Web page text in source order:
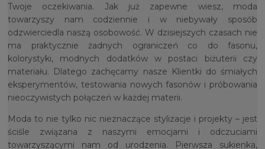
Twoje oczekiwania. Jak już zapewne wiesz, moda
towarzyszy nam codziennie i w niebywały sposób
odzwierciedla naszą osobowość. W dzisiejszych czasach nie
ma praktycznie żadnych ograniczeń co do fasonu,
kolorystyki, modnych dodatków w postaci biżuterii czy
materiału. Dlatego zachęcamy nasze Klientki do śmiałych
eksperymentów, testowania nowych fasonów i próbowania
nieoczywistych połączeń w każdej materii.
Moda to nie tylko nic nieznaczące stylizacje i projekty – jest
ściśle związana z naszymi emocjami i odczuciami
towarzyszącymi nam od urodzenia. Pierwsza sukienka,